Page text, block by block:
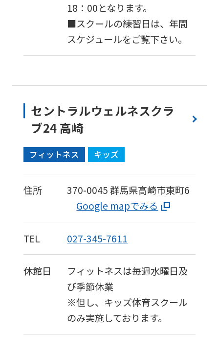
18：00となります。
■スクールの練習日は、年間
スケジュールをご覧下さい。
セントラルウェルネスクラ
ブ24 高崎
フィットネス キッズ
住所 370-0045群馬県高崎市東町6
Google mapでみる
TEL 027-345-7611
休館日
フィットネスは毎週水曜日及
び季節休業
※但し、キッズ体育スクール
のみ実施しております。
For
foreigners
Central
Sports